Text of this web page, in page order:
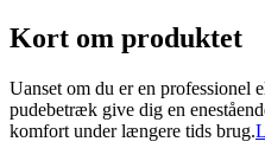
Kort om produktet
Uanset om du er en professionel
pudebetræk give dig en
komfort under længere tids brug.